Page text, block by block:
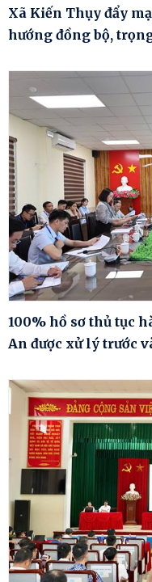
Xã Kiến Thụy đẩy
hướng đồng bộ,
100% hồ sơ thủ tục
An được xử lý trước